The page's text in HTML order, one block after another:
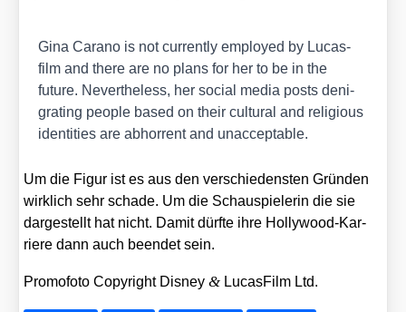
Gina Cara­no is not curr­ent­ly employ­ed by Lucas­
film and the­re are no plans for her to be in the
future. Nevert­hel­ess, her social media posts deni­
gra­ting peo­p­le based on their cul­tu­ral and reli­gious
iden­ti­ties are abhor­rent and unac­cep­ta­ble.
Um die Figur ist es aus den ver­schie­dens­ten Grün­den
wirk­lich sehr scha­de. Um die Schau­spie­le­rin die sie
dar­ge­stellt hat nicht. Damit dürf­te ihre Hol­ly­wood-Kar­
rie­re dann auch been­det sein.
Pro­mo­fo­to Copy­right Dis­ney& Lucas­Film Ltd.